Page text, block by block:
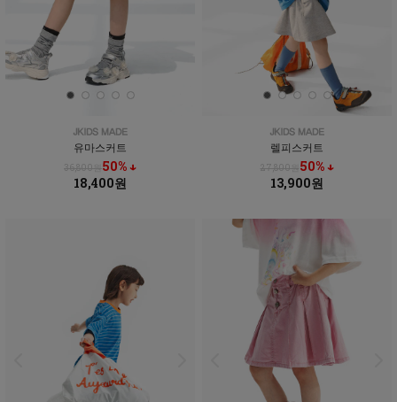
유마스커트
36,800원50% ↓
18,400원
렐피스커트
27,800원50% ↓
13,900원